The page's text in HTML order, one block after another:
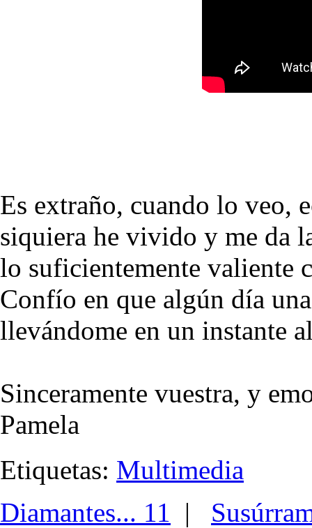
Es extraño, cuando lo veo,
siquiera he vivido y me da
lo suficientemente valiente
Confío en que algún día
llevándome en un instante
Sinceramente vuestra, y
Pamela
Etiquetas: Multimedia
Diamantes... 11
|